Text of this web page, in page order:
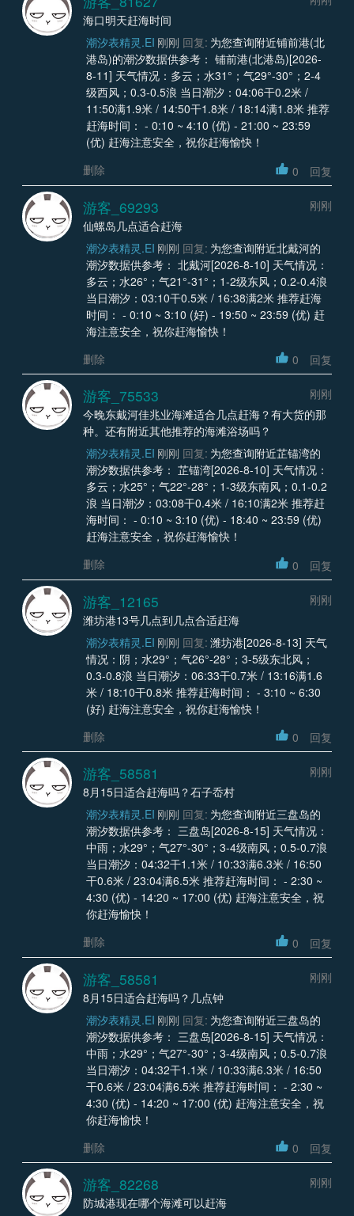
海口明天赶海时间
潮汐表精灵.EI 刚刚 回复: 为您查询附近铺前港(北
港岛)的潮汐数据供参考： 铺前港(北港岛)[2026-
8-11] 天气情况：多云；水31°；气29°-30°；2-4
级西风；0.3-0.5浪 当日潮汐：04:06干0.2米 /
11:50满1.9米 / 14:50干1.8米 / 18:14满1.8米 推荐
赶海时间： - 0:10 ~ 4:10 (优) - 21:00 ~ 23:59
(优) 赶海注意安全，祝你赶海愉快！
删除
0 回复
游客_69293
刚刚
仙螺岛几点适合赶海
潮汐表精灵.EI 刚刚 回复: 为您查询附近北戴河的
潮汐数据供参考： 北戴河[2026-8-10] 天气情况：
多云；水26°；气21°-31°；1-2级东风；0.2-0.4浪
当日潮汐：03:10干0.5米 / 16:38满2米 推荐赶海
时间： - 0:10 ~ 3:10 (好) - 19:50 ~ 23:59 (优) 赶
海注意安全，祝你赶海愉快！
删除
0 回复
游客_75533
刚刚
今晚东戴河佳兆业海滩适合几点赶海？有大货的那
种。还有附近其他推荐的海滩浴场吗？
潮汐表精灵.EI 刚刚 回复: 为您查询附近芷锚湾的
潮汐数据供参考： 芷锚湾[2026-8-10] 天气情况：
多云；水25°；气22°-28°；1-3级东南风；0.1-0.2
浪 当日潮汐：03:08干0.4米 / 16:10满2米 推荐赶
海时间： - 0:10 ~ 3:10 (优) - 18:40 ~ 23:59 (优)
赶海注意安全，祝你赶海愉快！
删除
0 回复
游客_12165
刚刚
潍坊港13号几点到几点合适赶海
潮汐表精灵.EI 刚刚 回复: 潍坊港[2026-8-13] 天气
情况：阴；水29°；气26°-28°；3-5级东北风；
0.3-0.8浪 当日潮汐：06:33干0.7米 / 13:16满1.6
米 / 18:10干0.8米 推荐赶海时间： - 3:10 ~ 6:30
(好) 赶海注意安全，祝你赶海愉快！
删除
0 回复
游客_58581
刚刚
8月15日适合赶海吗？石子岙村
潮汐表精灵.EI 刚刚 回复: 为您查询附近三盘岛的
潮汐数据供参考： 三盘岛[2026-8-15] 天气情况：
中雨；水29°；气27°-30°；3-4级南风；0.5-0.7浪
当日潮汐：04:32干1.1米 / 10:33满6.3米 / 16:50
干0.6米 / 23:04满6.5米 推荐赶海时间： - 2:30 ~
4:30 (优) - 14:20 ~ 17:00 (优) 赶海注意安全，祝
你赶海愉快！
删除
0 回复
游客_58581
刚刚
8月15日适合赶海吗？几点钟
潮汐表精灵.EI 刚刚 回复: 为您查询附近三盘岛的
潮汐数据供参考： 三盘岛[2026-8-15] 天气情况：
中雨；水29°；气27°-30°；3-4级南风；0.5-0.7浪
当日潮汐：04:32干1.1米 / 10:33满6.3米 / 16:50
干0.6米 / 23:04满6.5米 推荐赶海时间： - 2:30 ~
4:30 (优) - 14:20 ~ 17:00 (优) 赶海注意安全，祝
你赶海愉快！
删除
0 回复
游客_82268
刚刚
防城港现在哪个海滩可以赶海